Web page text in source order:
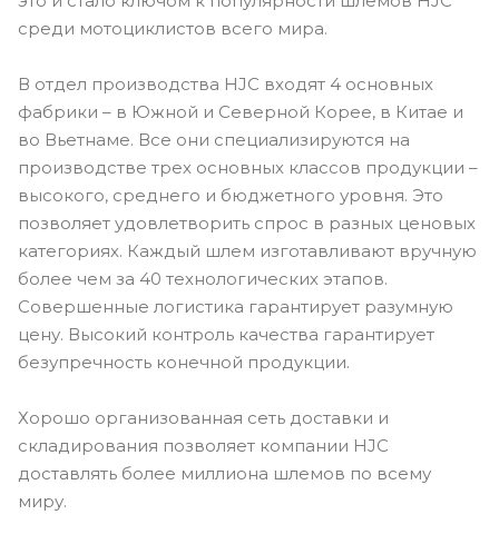
среди мотоциклистов всего мира.
В отдел производства HJC входят 4 основных
фабрики – в Южной и Северной Корее, в Китае и
во Вьетнаме. Все они специализируются на
производстве трех основных классов продукции –
высокого, среднего и бюджетного уровня. Это
позволяет удовлетворить спрос в разных ценовых
категориях. Каждый шлем изготавливают вручную
более чем за 40 технологических этапов.
Совершенные логистика гарантирует разумную
цену. Высокий контроль качества гарантирует
безупречность конечной продукции.
Хорошо организованная сеть доставки и
складирования позволяет компании HJC
доставлять более миллиона шлемов по всему
миру.